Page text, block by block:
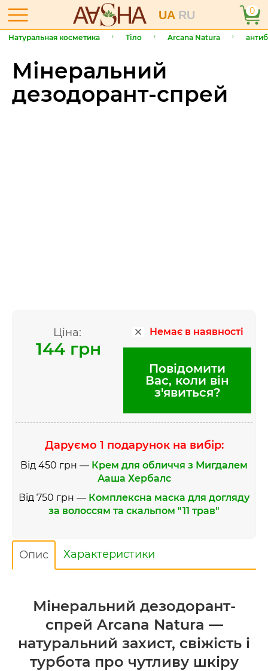
UA RU 0
Натуральная косметика Тіло Arcana Natura
Мінеральний
дезодорант-спрей
Ціна:
144 грн
Немає в наявності
Повідомити
Вас, коли він
з'явиться?
Даруємо 1 подарунок на вибір:
Від 450 грн — Крем для обличчя з Мигдалем
Ааша Хербалс
Від 750 грн — Комплексна маска для догляду
за волоссям та скальпом "11 трав"
Опис Характеристики
Мінеральний дезодорант-
спрей Arcana Natura —
натуральний захист, свіжість і
турбота про чутливу шкіру